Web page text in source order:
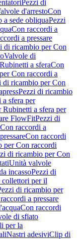
Pezzi di
d'arrestoCon
a sede obliquaPezzi
Con raccordi a
a pressare
di ricambio per Con
Valvole di
a sferaCon
Con raccordi a
di ricambio per Con
Pezzi di ricambio
sfera per
a sfera per
FlowFitPezzi di
Con raccordi a
Con raccordi
per Con raccordi
di ricambio per Con
Unità valvole
incassoPezzi di
collettori per il
di ricambio per
a pressare
Con raccordi
di sfiato
per la
Nastri adesiviClip di